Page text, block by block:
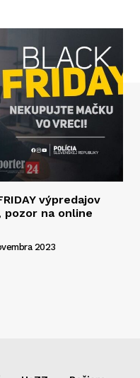
výpredajov
na online
2023